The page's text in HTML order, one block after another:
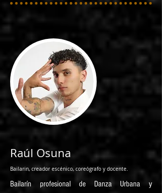
Raúl Osuna
Bailarin, creador escénico, coreógrafo y docente.
Bailarín profesional de Danza Urbana y